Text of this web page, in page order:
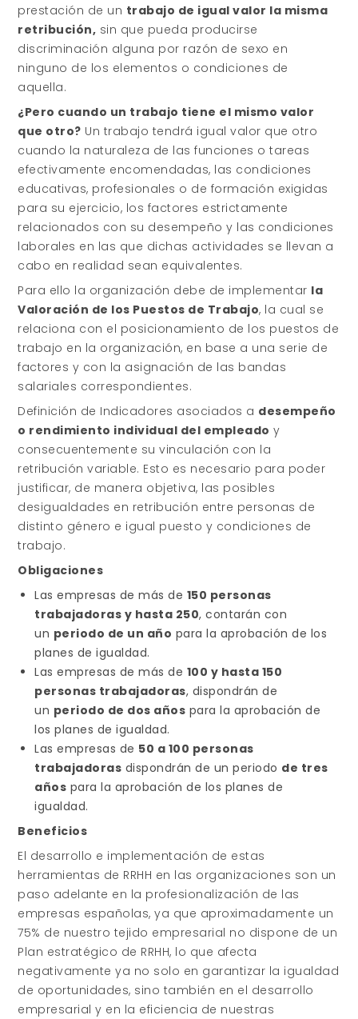
prestación de un trabajo de igual valor la misma
retribución, sin que pueda producirse
discriminación alguna por razón de sexo en
ninguno de los elementos o condiciones de
aquella.
¿Pero cuando un trabajo tiene el mismo valor
que otro? Un trabajo tendrá igual valor que otro
cuando la naturaleza de las funciones o tareas
efectivamente encomendadas, las condiciones
educativas, profesionales o de formación exigidas
para su ejercicio, los factores estrictamente
relacionados con su desempeño y las condiciones
laborales en las que dichas actividades se llevan a
cabo en realidad sean equivalentes.
Para ello la organización debe de implementar la
Valoración de los Puestos de Trabajo, la cual se
relaciona con el posicionamiento de los puestos de
trabajo en la organización, en base a una serie de
factores y con la asignación de las bandas
salariales correspondientes.
Definición de Indicadores asociados a desempeño
o rendimiento individual del empleado y
consecuentemente su vinculación con la
retribución variable. Esto es necesario para poder
justificar, de manera objetiva, las posibles
desigualdades en retribución entre personas de
distinto género e igual puesto y condiciones de
trabajo.
Obligaciones
Las empresas de más de 150 personas
trabajadoras y hasta 250, contarán con
un periodo de un año para la aprobación de los
planes de igualdad.
Las empresas de más de 100 y hasta 150
personas trabajadoras, dispondrán de
un periodo de dos años para la aprobación de
los planes de igualdad.
Las empresas de 50 a 100 personas
trabajadoras dispondrán de un periodo de tres
años para la aprobación de los planes de
igualdad.
Beneficios
El desarrollo e implementación de estas
herramientas de RRHH en las organizaciones son un
paso adelante en la profesionalización de las
empresas españolas, ya que aproximadamente un
75% de nuestro tejido empresarial no dispone de un
Plan estratégico de RRHH, lo que afecta
negativamente ya no solo en garantizar la igualdad
de oportunidades, sino también en el desarrollo
empresarial y en la eficiencia de nuestras